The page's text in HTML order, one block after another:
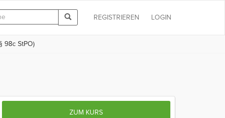
LOGIN
REGISTRIEREN
98c StPO)
ZUM KURS